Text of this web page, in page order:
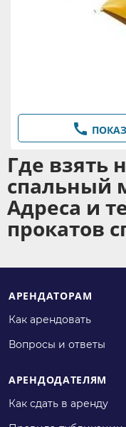

Где взять
спальный
Адреса и
прокатов
АРЕНДАТОРАМ
Как арендовать
Вопросы и ответы
АРЕНДОДАТЕЛЯМ
Как сдать в аренду